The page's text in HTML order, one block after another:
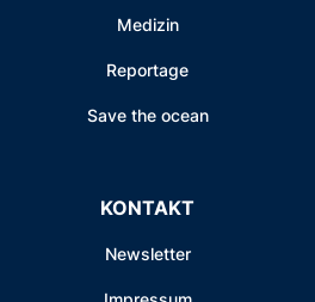
Medizin
Reportage
Save the ocean
KONTAKT
Newsletter